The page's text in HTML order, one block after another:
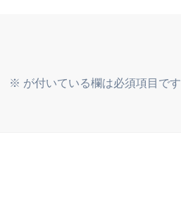
※ が付いている欄は必須項目です